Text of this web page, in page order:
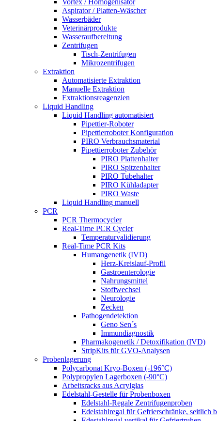
Vortex / Homogenisator
Aspirator / Platten-Wäscher
Wasserbäder
Veterinärprodukte
Wasseraufbereitung
Zentrifugen
Tisch-Zentrifugen
Mikrozentrifugen
Extraktion
Automatisierte Extraktion
Manuelle Extraktion
Extraktionsreagenzien
Liquid Handling
Liquid Handling automatisiert
Pipettier-Roboter
Pipettierroboter Konfiguration
PIRO Verbrauchsmaterial
Pipettierroboter Zubehör
PIRO Plattenhalter
PIRO Spitzenhalter
PIRO Tubehalter
PIRO Kühladapter
PIRO Waste
Liquid Handling manuell
PCR
PCR Thermocycler
Real-Time PCR Cycler
Temperaturvalidierung
Real-Time PCR Kits
Humangenetik (IVD)
Herz-Kreislauf-Profil
Gastroenterologie
Nahrungsmittel
Stoffwechsel
Neurologie
Zecken
Pathogendetektion
Geno Sen´s
Immundiagnostik
Pharmakogenetik / Detoxifikation (IVD)
StripKits für GVO-Analysen
Probenlagerung
Polycarbonat Kryo-Boxen (-196°C)
Polypropylen Lagerboxen (-90°C)
Arbeitsracks aus Acrylglas
Edelstahl-Gestelle für Probenboxen
Edelstahl-Regale Zentrifugenproben
Edelstahlregal für Gefrierschränke, seitlich